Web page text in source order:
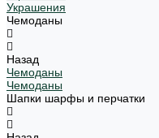
Украшения
Чемоданы
Назад
Чемоданы
Чемоданы
Шапки шарфы и перчатки